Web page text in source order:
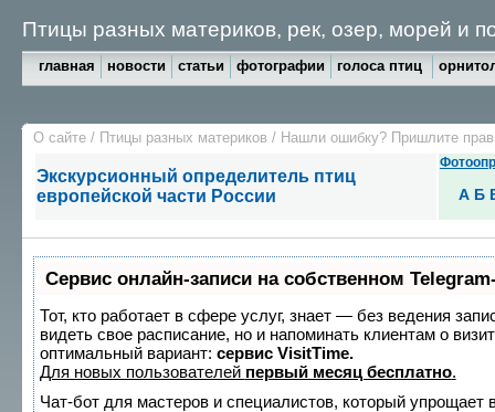
Птицы разных материков, рек, озер, морей и
главная новости статьи фотографии голоса птиц
О сайте / Птицы разных материков / Нашли ошибку? Пришлите
Экскурсионный определитель птиц
европейской части России
А Б
Сервис онлайн-записи на собственном
Тот, кто работает в сфере услуг, знает — без ведения
видеть свое расписание, но и напоминать клиентам о
оптимальный вариант: сервис VisitTime.
Для новых пользователей первый месяц бесплатно.
Чат-бот для мастеров и специалистов, который упрощает